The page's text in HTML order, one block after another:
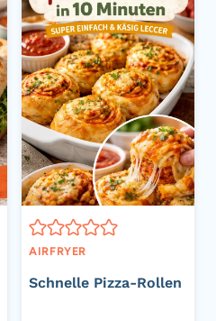
AIRFRYER
Schnelle Pizza-Rollen